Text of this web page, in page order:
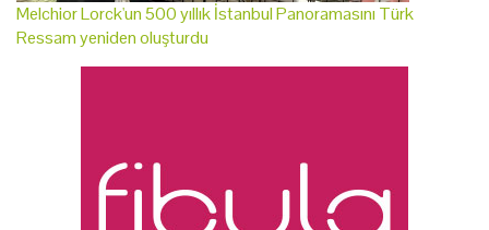
Melchior Lorck'un 500 yıllık İstanbul Panoramasını Türk
Ressam yeniden oluşturdu